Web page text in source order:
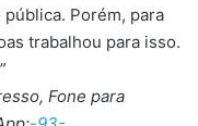
Porém, para
trabalhou para isso.
Fone para